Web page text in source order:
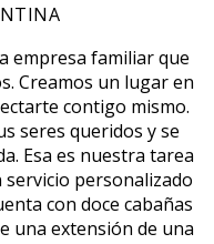
empresa familiar que
Creamos un lugar en
contigo mismo.
seres queridos y se
Esa es nuestra tarea
servicio personalizado
con doce cabañas
una extensión de una